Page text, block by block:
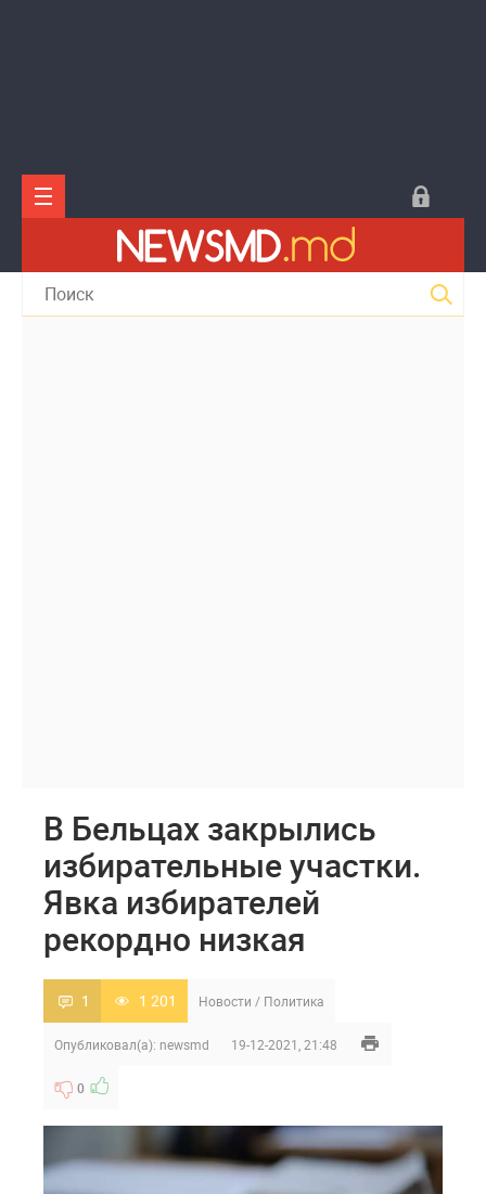
В Бельцах закрылись
избирательные участки.
Явка избирателей
рекордно низкая
1 1 201 Новости / Политика
Опубликовал(а): newsmd 19-12-2021, 21:48
0